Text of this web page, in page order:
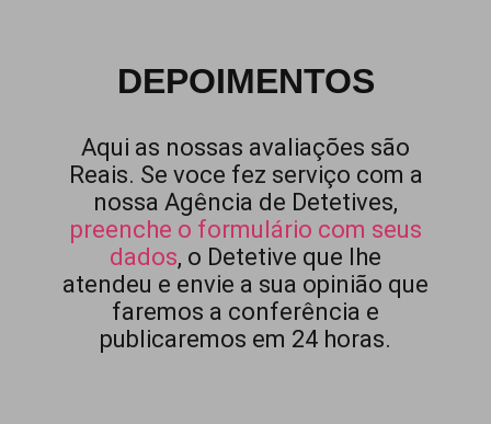
DEPOIMENTOS
Aqui as nossas avaliações são
Reais. Se voce fez serviço com a
nossa Agência de Detetives,
preenche o formulário com seus
dados, o Detetive que lhe
atendeu e envie a sua opinião que
faremos a conferência e
publicaremos em 24 horas.